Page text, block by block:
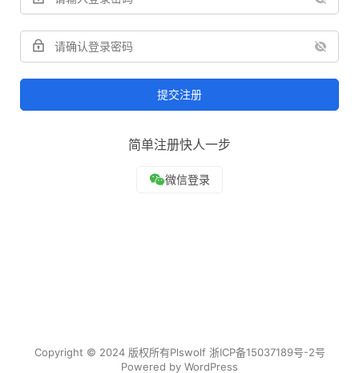
提交注册
简单注册快人一步
Copyright © 2024 版权所有Plswolf 浙ICP备15037189号-2号
Powered by WordPress